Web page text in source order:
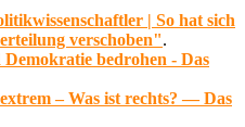
| So hat sich
verschoben".
bedrohen - Das
– Was ist rechts? — Das